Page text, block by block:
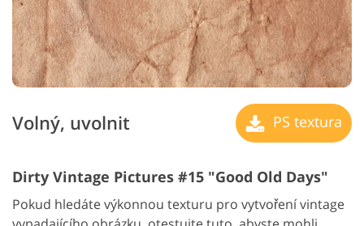
Volný, uvolnit PS textura
Dirty Vintage Pictures #15 "Good Old Days"
Pokud hledáte výkonnou texturu pro vytvoření vintage